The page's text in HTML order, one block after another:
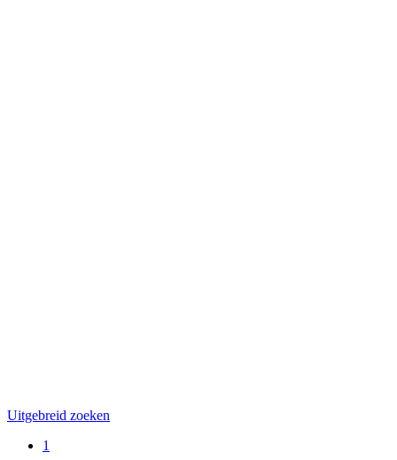
Uitgebreid zoeken
1